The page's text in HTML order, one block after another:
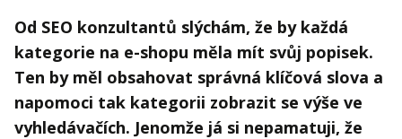
Od SEO konzultantů slýchám, že by každá
kategorie na e-shopu měla mít svůj popisek.
Ten by měl obsahovat správná klíčová slova a
napomoci tak kategorii zobrazit se výše ve
vyhledávačích. Jenomže já si nepamatuji, že